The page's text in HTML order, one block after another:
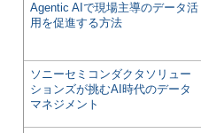
Agentic AIで現場主導のデータ活
用を促進する方法
ソニーセミコンダクタソリュー
ションズが挑むAI時代のデータ
マネジメント